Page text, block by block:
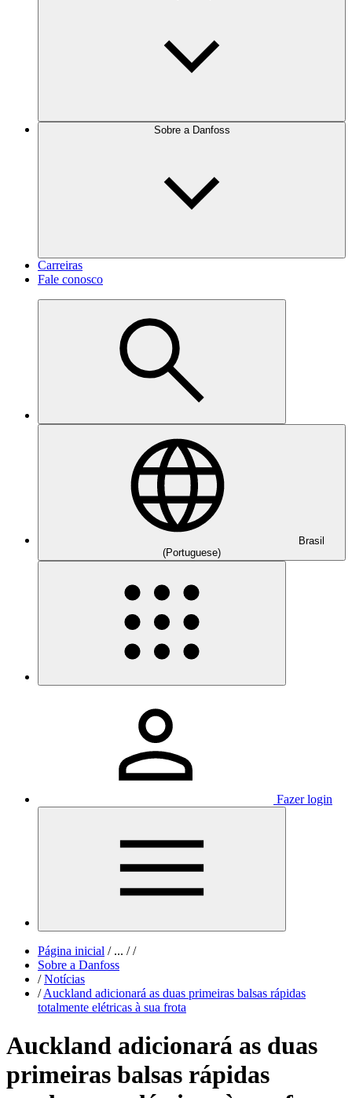
Sobre a Danfoss
Carreiras
Fale conosco
Brasil
(Portuguese)
Fazer login
Página inicial /... / /
Sobre a Danfoss
/ Notícias
/ Auckland adicionará as duas primeiras balsas rápidas
totalmente elétricas à sua frota
Auckland adicionará as duas
primeiras balsas rápidas